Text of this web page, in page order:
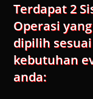
Terdapat 2
Operasi
dipilih sesuai
kebutuhan
anda: